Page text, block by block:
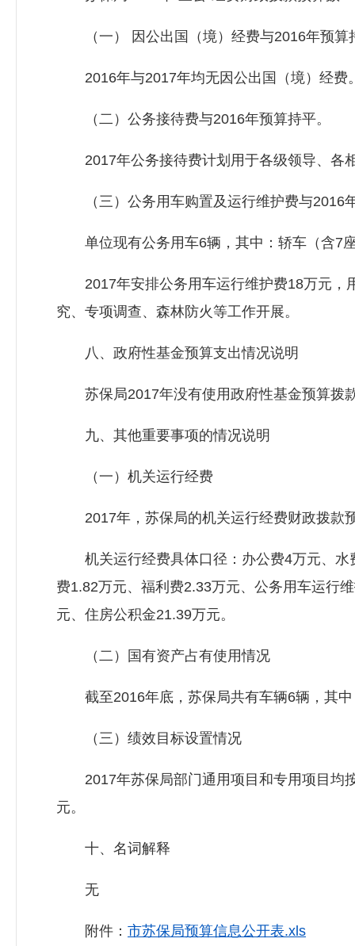
（一） 因公出国（境）经费与2016年预算
2016年与2017年均无因公出国（境）经费
（二）公务接待费与2016年预算持平。
2017年公务接待费计划用于各级领导、各
（三）公务用车购置及运行维护费与2016
单位现有公务用车6辆，其中：轿车（含7座
2017年安排公务用车运行维护费18万元，
究、专项调查、森林防火等工作开展。
八、政府性基金预算支出情况说明
苏保局2017年没有使用政府性基金预算拨
九、其他重要事项的情况说明
（一）机关运行经费
2017年，苏保局的机关运行经费财政拨款
机关运行经费具体口径：办公费4万元、水
费1.82万元、福利费2.33万元、公务用车运行
元、住房公积金21.39万元。
（二）国有资产占有使用情况
截至2016年底，苏保局共有车辆6辆，其中
（三）绩效目标设置情况
2017年苏保局部门通用项目和专用项目均按
元。
十、名词解释
无
附件： 市苏保局预算信息公开表.xls